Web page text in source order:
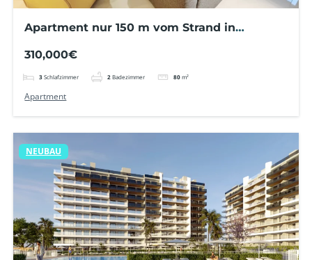
Apartment nur 150 m vom Strand in
310,000€
3 Schlafzimmer 2 Badezimmer 80 m²
Apartment
NEUBAU